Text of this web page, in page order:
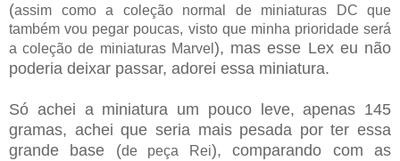
(assim como a coleção normal de miniaturas DC que
também vou pegar poucas, visto que minha prioridade será
a coleção de miniaturas Marvel ), mas esse Lex eu não
poderia deixar passar, adorei essa miniatura.
Só achei a miniatura um pouco leve, apenas 145
gramas, achei que seria mais pesada por ter essa
grande base (de peça Rei), comparando com as